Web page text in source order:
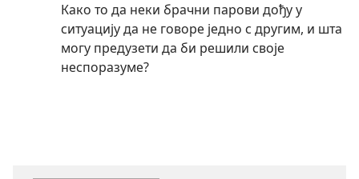
Како то да неки брачни парови дођу у
ситуацију да не говоре једно с другим, и шта
могу предузети да би решили своје
неспоразуме?